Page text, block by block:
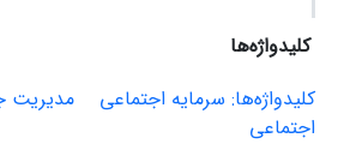
کلیدواژه‌ها
کلیدواژه‌ها: سرمایه اجتماعی
مدیریت
اجتماعی